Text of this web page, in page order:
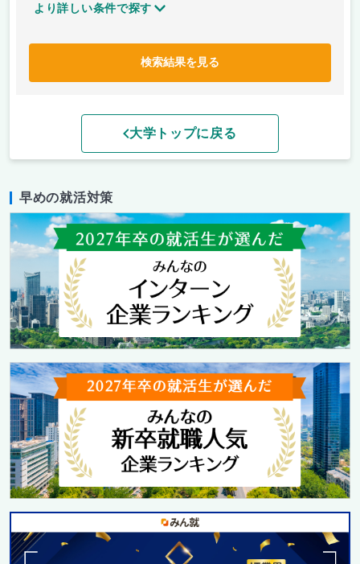
より詳しい条件で探す
検索結果を見る
大学トップに戻る
早めの就活対策